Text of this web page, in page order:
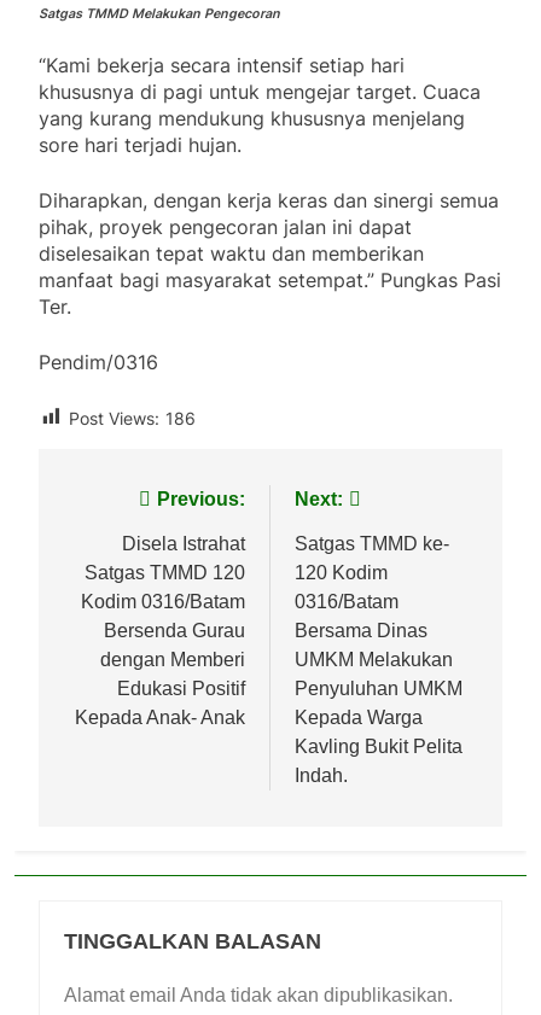
Satgas TMMD Melakukan Pengecoran
“Kami bekerja secara intensif setiap hari
khususnya di pagi untuk mengejar target. Cuaca
yang kurang mendukung khususnya menjelang
sore hari terjadi hujan.
Diharapkan, dengan kerja keras dan sinergi semua
pihak, proyek pengecoran jalan ini dapat
diselesaikan tepat waktu dan memberikan
manfaat bagi masyarakat setempat.” Pungkas Pasi
Ter.
Pendim/0316
Post Views: 186
NavigasiPrevious:
Disela Istrahat
Satgas TMMD 120
Kodim 0316/Batam
Bersenda Gurau
dengan Memberi
Edukasi Positif
Kepada Anak- Anak
Next:
Satgas TMMD ke-
120 Kodim
0316/Batam
Bersama Dinas
UMKM Melakukan
Penyuluhan UMKM
Kepada Warga
Kavling Bukit Pelita
Indah.
TINGGALKAN BALASAN
Alamat email Anda tidak akan dipublikasikan.